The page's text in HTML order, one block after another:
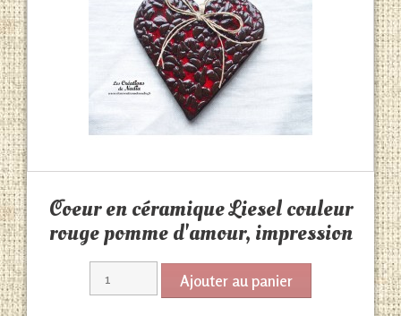
Coeur en céramique Liesel couleur
rouge pomme d'amour, impression
Ajouter au panier